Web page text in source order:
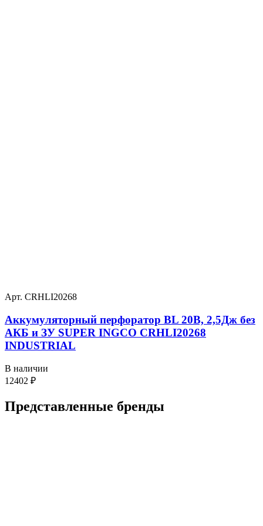
Арт. CRHLI20268
Аккумуляторный перфоратор BL 20В, 2,5Дж без
АКБ и ЗУ SUPER INGCO CRHLI20268
INDUSTRIAL
В наличии
12402 ₽
Представленные бренды